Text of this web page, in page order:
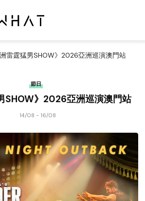
洲雷霆猛男SHOW》2026亞洲巡演澳門站
節日
SHOW》2026亞洲巡演澳門站
14/08 - 16/08